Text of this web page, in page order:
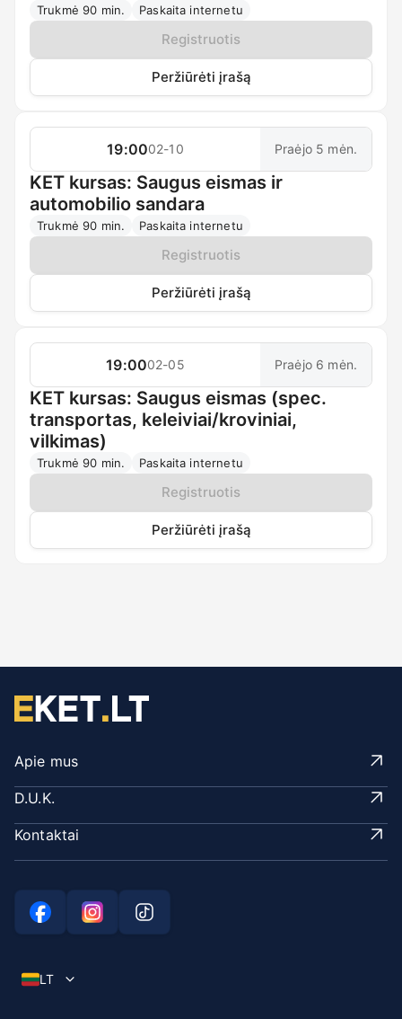
Trukmė 90 min. Paskaita internetu
Registruotis
Peržiūrėti įrašą
19:0002-10 Praėjo 5 mėn.
KET kursas: Saugus eismas ir
automobilio sandara
Trukmė 90 min. Paskaita internetu
Registruotis
Peržiūrėti įrašą
19:0002-05 Praėjo 6 mėn.
KET kursas: Saugus eismas (spec.
transportas, keleiviai/kroviniai,
vilkimas)
Trukmė 90 min. Paskaita internetu
Registruotis
Peržiūrėti įrašą
Apie mus
D.U.K.
Kontaktai
LT